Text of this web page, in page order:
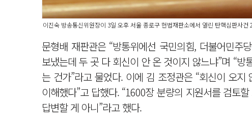
이진숙 방송통신위원장이 3일 오후 서울 종로구 헌법재판소에서 열린 탄핵심판사
문형배 재판관은 “방통위에선 국민의힘, 더불어민
보냈는데 두 곳 다 회신이 안 온 것이지 않느냐”며 “
는 건가”라고 물었다. 이에 김 조정관은 “회신이 오
이해했다”고 답했다. “1600장 분량의 지원서를 검토
답변할 게 아니”라고 했다.